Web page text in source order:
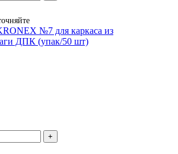
№7 для каркаса из
ДПК (упак/50 шт)
+